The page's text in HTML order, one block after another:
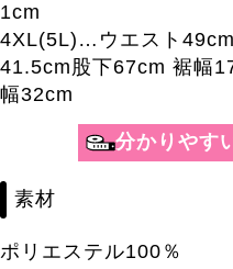
1cm
4XL(5L)…ウエスト
41.5cm股下67cm 裾幅
幅32cm
素材
ポリエステル100％